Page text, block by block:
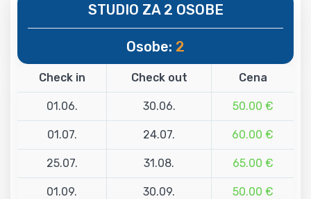
STUDIO ZA 2 OSOBE
Osobe: 2
Check in Check out Cena
01.06. 30.06. 50.00 €
01.07. 24.07. 60.00 €
25.07. 31.08. 65.00 €
01.09. 30.09. 50.00 €